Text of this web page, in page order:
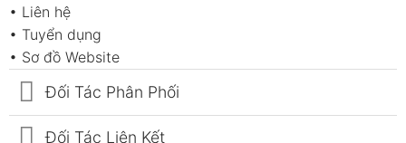
• Liên hệ
• Tuyển dụng
• Sơ đồ Website
Đối Tác Phân Phối
Đối Tác Liên Kết